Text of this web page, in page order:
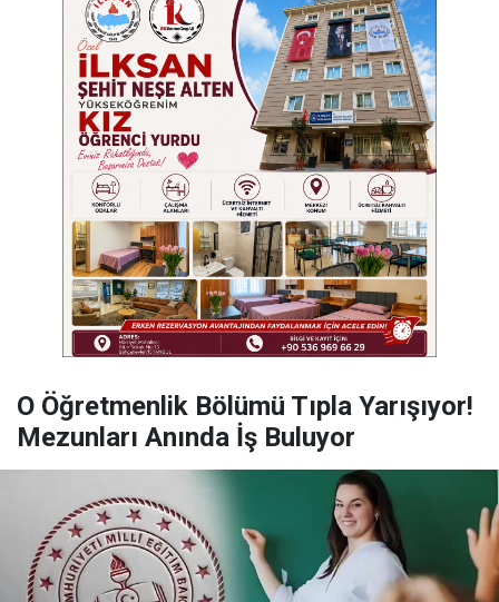
O Öğretmenlik Bölümü Tıpla Yarışıyor!
Mezunları Anında İş Buluyor